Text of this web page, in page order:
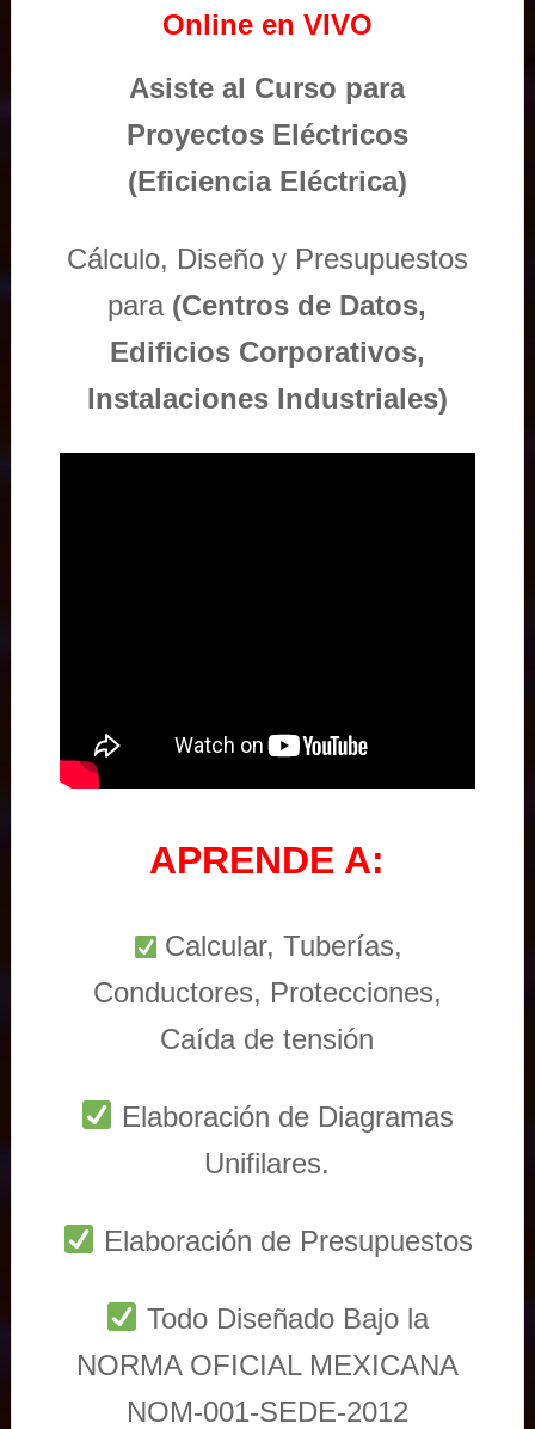
Online en VIVO
Asiste al Curso para
Proyectos Eléctricos
(Eficiencia Eléctrica)
Cálculo, Diseño y Presupuestos
para (Centros de Datos,
Edificios Corporativos,
Instalaciones Industriales)
APRENDE A:
Calcular, Tuberías,
Conductores, Protecciones,
Caída de tensión
Elaboración de Diagramas
Unifilares.
Elaboración de Presupuestos
Todo Diseñado Bajo la
NORMA OFICIAL MEXICANA
NOM-001-SEDE-2012